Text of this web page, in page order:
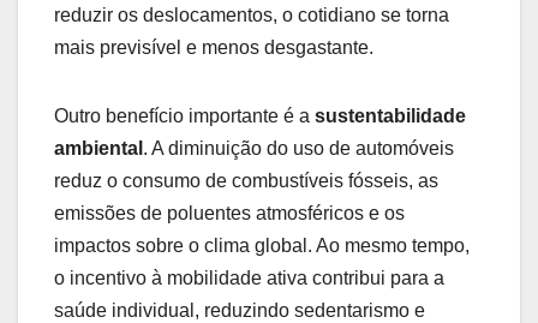
reduzir os deslocamentos, o cotidiano se torna
mais previsível e menos desgastante.
Outro benefício importante é a sustentabilidade
ambiental . A diminuição do uso de automóveis
reduz o consumo de combustíveis fósseis, as
emissões de poluentes atmosféricos e os
impactos sobre o clima global. Ao mesmo tempo,
o incentivo à mobilidade ativa contribui para a
saúde individual, reduzindo sedentarismo e